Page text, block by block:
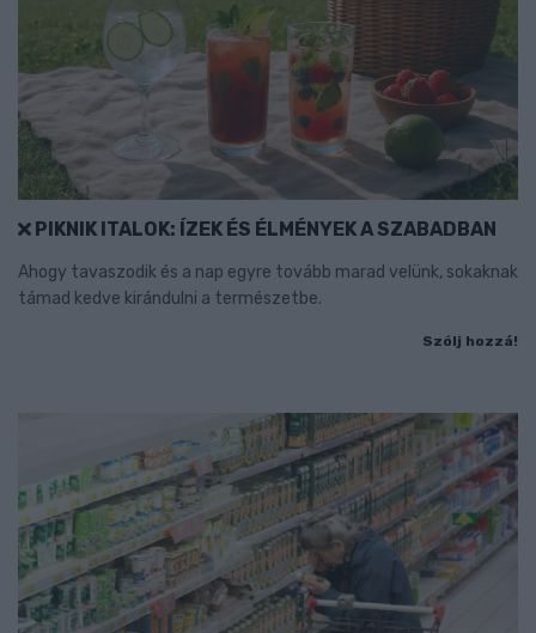
PIKNIK ITALOK: ÍZEK ÉS ÉLMÉNYEK A SZABADBAN
Ahogy tavaszodik és a nap egyre tovább marad velünk, sokaknak
támad kedve kirándulni a természetbe.
Szólj hozzá!